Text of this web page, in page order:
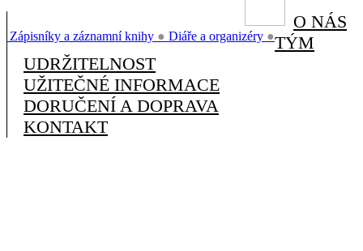
Zápisníky a záznamní knihy ● Diáře a organizéry ●
O NÁS
TÝM
UDRŽITELNOST
UŽITEČNÉ INFORMACE
DORUČENÍ A DOPRAVA
KONTAKT